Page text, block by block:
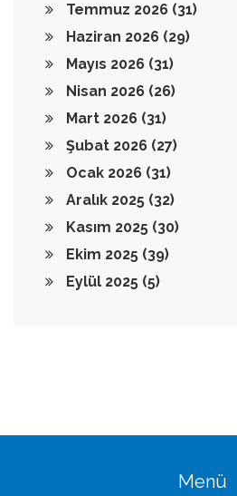
Temmuz 2026 (31)
Haziran 2026 (29)
Mayıs 2026 (31)
Nisan 2026 (26)
Mart 2026 (31)
Şubat 2026 (27)
Ocak 2026 (31)
Aralık 2025 (32)
Kasım 2025 (30)
Ekim 2025 (39)
Eylül 2025 (5)
Menü